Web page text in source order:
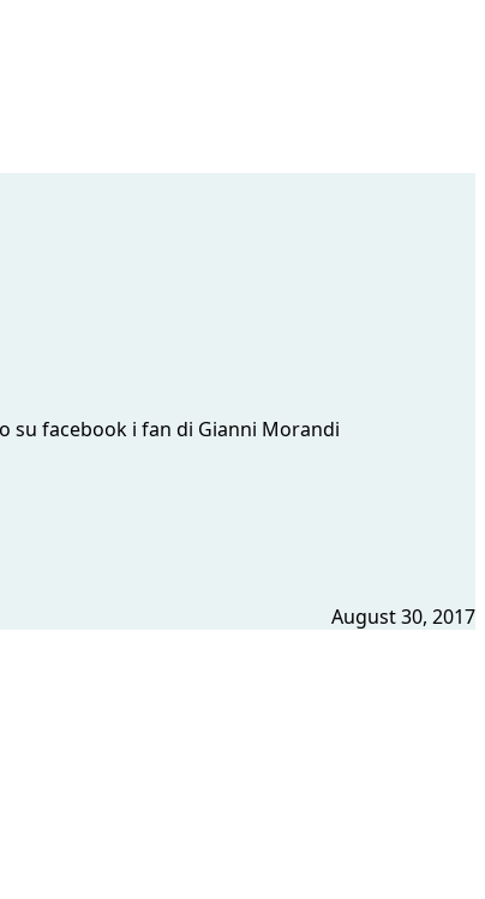
su facebook i fan di Gianni Morandi
August 30, 2017